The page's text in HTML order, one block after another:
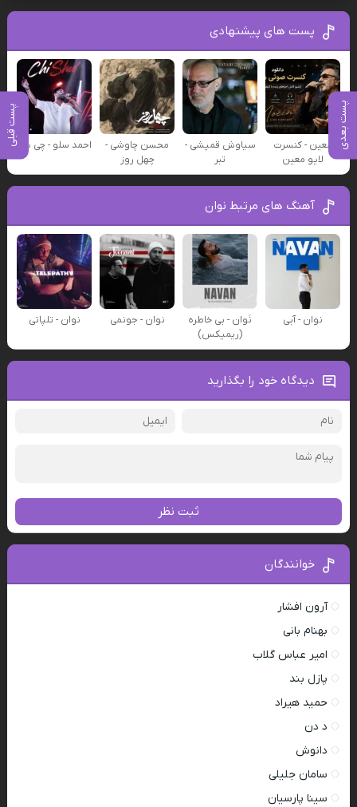
پست بعدی پست قبلی
پست های پیشنهادی
معین - کنسرت
لایو معین
سیاوش قمیشی -
تبر
محسن چاوشی -
چهل روز
احمد سلو - چی شد
آهنگ های مرتبط نوان
نوان - آبی
نَوان - بی خاطره
(ریمیکس)
نوان - جونمی نوان - تلپاتی
دیدگاه خود را بگذارید
ثبت نظر
خوانندگان
آرون افشار
بهنام بانی
امیر عباس گلاب
پازل بند
حمید هیراد
د دن
دانوش
سامان جلیلی
سینا پارسیان